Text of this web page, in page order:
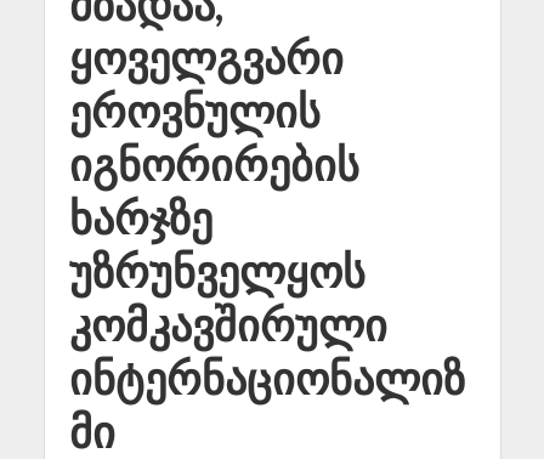
ყოველგვარი
ეროვნულის
იგნორირების
ხარჯზე
უზრუნველყოს
კომკავშირული
ინტერნაციონალიზ
მი